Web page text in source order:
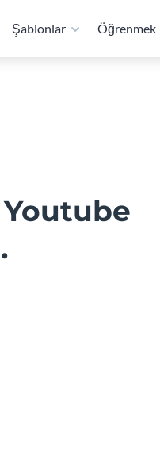
Şablonlar Öğrenmek